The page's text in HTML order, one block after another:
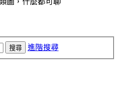
搜尋 進階搜尋